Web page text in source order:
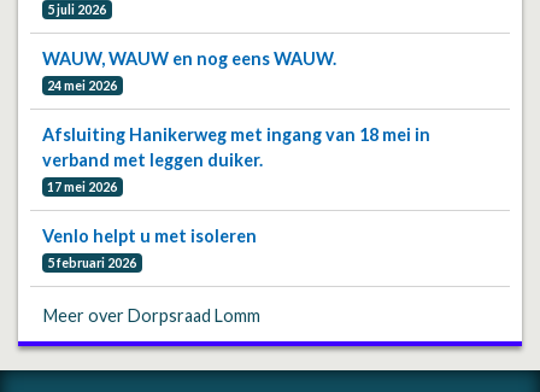
5 juli 2026
WAUW, WAUW en nog eens WAUW.
24 mei 2026
Afsluiting Hanikerweg met ingang van 18 mei in
verband met leggen duiker.
17 mei 2026
Venlo helpt u met isoleren
5 februari 2026
Meer over Dorpsraad Lomm